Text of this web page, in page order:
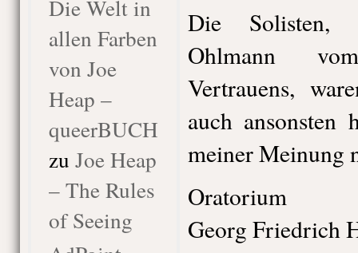
Die Welt in
allen Farben
von Joe
Heap –
queerBUCH
zu Joe Heap
– The Rules
of Seeing
Die Solisten,
Ohlmann
Vertrauens,
auch ansonsten
meiner Meinung
Oratorium
Georg Friedrich